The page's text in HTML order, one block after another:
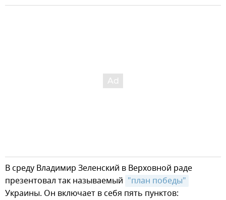
В среду Владимир Зеленский в Верховной раде
презентовал так называемый "план победы"
Украины. Он включает в себя пять пунктов: